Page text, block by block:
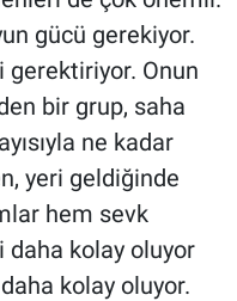
gücü gerekiyor.
gerektiriyor. Onun
bir grup, saha
ne kadar
yeri geldiğinde
hem sevk
kolay oluyor
kolay oluyor.